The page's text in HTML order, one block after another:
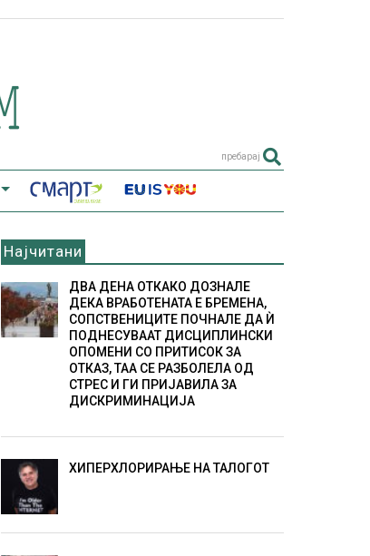
пребарај
Најчитани
ДВА ДЕНА ОТКАКО ДОЗНАЛЕ
ДЕКА ВРАБОТЕНАТА Е БРЕМЕНА,
СОПСТВЕНИЦИТЕ ПОЧНАЛЕ ДА Ѝ
ПОДНЕСУВААТ ДИСЦИПЛИНСКИ
ОПОМЕНИ СО ПРИТИСОК ЗА
ОТКАЗ, ТАА СЕ РАЗБОЛЕЛА ОД
СТРЕС И ГИ ПРИЈАВИЛА ЗА
ДИСКРИМИНАЦИЈА
ХИПЕРХЛОРИРАЊЕ НА ТАЛОГОТ